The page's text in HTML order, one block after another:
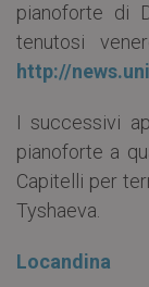
pianoforte di
tenutosi
http://
I successivi
pianoforte a
Capitelli per
Tyshaeva.
Locandina